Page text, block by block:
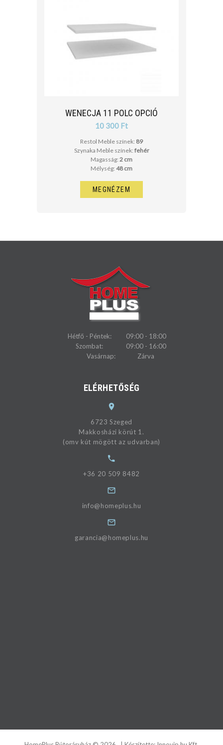
WENECJA 11 POLC OPCIÓ
10 300 Ft
Restol Meble színek: 89
Szynaka Meble színek: fehér
Magasság: 2 cm
Mélység: 48 cm
MEGNÉZEM
Hétfő - Péntek:
09:00 - 18:00
Szombat:
09:00 - 16:00
Vasárnap:
Zárva
ELÉRHETŐSÉG
6723 Szeged
Makkosházi körút 1.
(omv kút mögött az udvarban)
+36 20 509 8482
info@homeplus.hu
garancia@homeplus.hu